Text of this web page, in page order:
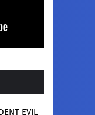
EVIL